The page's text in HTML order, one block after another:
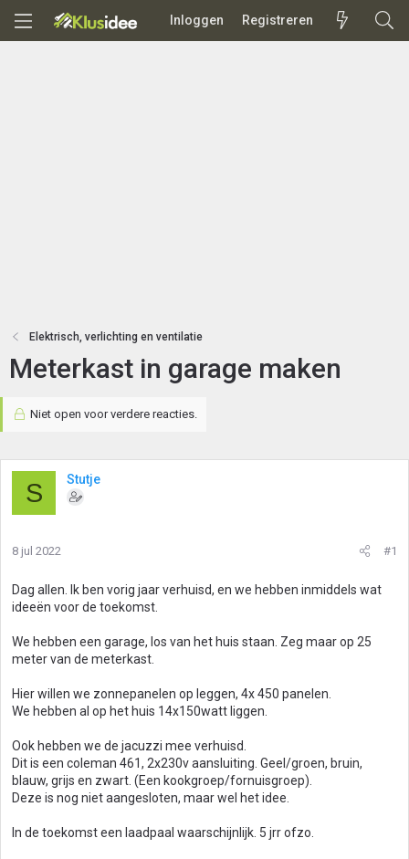
Inloggen Registreren
Elektrisch, verlichting en ventilatie
Meterkast in garage maken
Niet open voor verdere reacties.
S Stutje
8 jul 2022 #1
Dag allen. Ik ben vorig jaar verhuisd, en we hebben inmiddels wat
ideeën voor de toekomst.
We hebben een garage, los van het huis staan. Zeg maar op 25
meter van de meterkast.
Hier willen we zonnepanelen op leggen, 4x 450 panelen.
We hebben al op het huis 14x150watt liggen.
Ook hebben we de jacuzzi mee verhuisd.
Dit is een coleman 461, 2x230v aansluiting. Geel/groen, bruin,
blauw, grijs en zwart. (Een kookgroep/fornuisgroep).
Deze is nog niet aangesloten, maar wel het idee.
In de toekomst een laadpaal waarschijnlijk. 5 jrr ofzo.